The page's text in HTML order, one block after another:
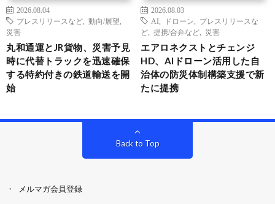
2026.08.04
プレスリリースなど
動向/展望
災害
丸和通運とJR貨物、災害予見
時に代替トラックを迅速確保
する特約付きの鉄道輸送を開
始
2026.08.03
AI
ドローン
プレスリリースな
ど
提携/合弁など 災害
エアロネクストとチェンジ
HD、AIドローン活用した自
治体の防災体制構築支援で新
たに提携
Back to Top
メルマガ会員登録